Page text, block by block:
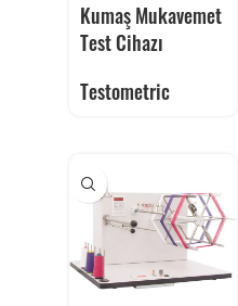
Kumaş Mukavemet
Test Cihazı
Testometric